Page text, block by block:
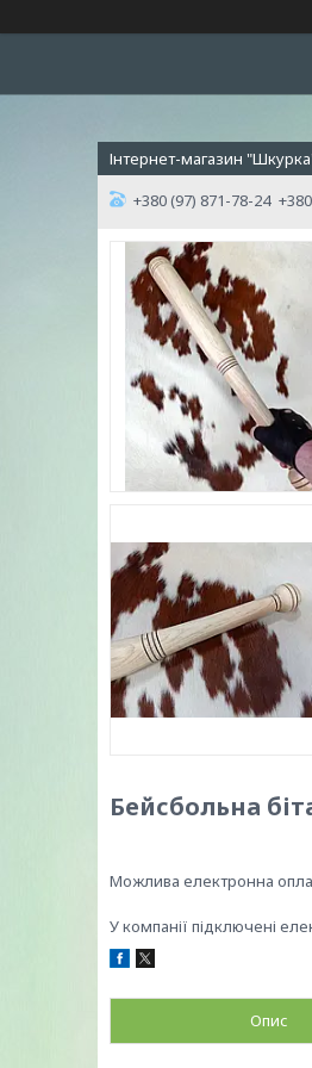
Інтернет-магазин
+380 (97) 871-78-24
Бейсбольна
У компанії підключені
Опис